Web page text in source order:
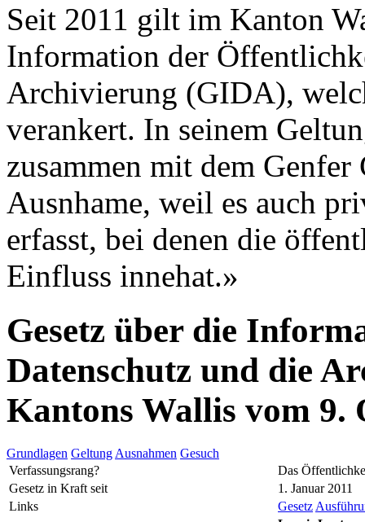
Seit 2011 gilt im Kanton
Information der
Archivierung (GIDA),
verankert. In seinem
zusammen mit dem Genfer
Ausnhame, weil es auch
erfasst, bei denen die
Einfluss innehat.»
Gesetz über die
Datenschutz und die
Kantons Wallis vom 9.
Grundlagen Geltung Ausnahmen Gesuch
Verfassungsrang?
Das
Gesetz in Kraft seit
1. Januar 2011
Links
Gesetz